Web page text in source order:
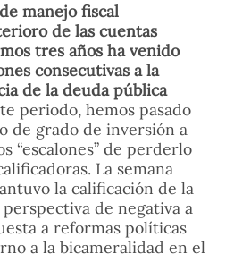
manejo fiscal
de las cuentas
tres años ha venido
consecutivas a la
de la deuda pública
periodo, hemos pasado
de grado de inversión a
“escalones” de perderlo
La semana
la calificación de la
de negativa a
a reformas políticas
a la bicameralidad en el